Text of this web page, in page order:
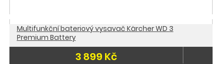
Multifunkční bateriový vysavač Kärcher WD 3
Premium Battery
3 899 Kč